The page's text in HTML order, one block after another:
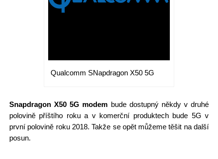
Qualcomm SNapdragon X50 5G
Snapdragon X50 5G modem bude dostupný někdy v druhé
polovině příštího roku a v komerční produktech bude 5G v
první polovině roku 2018. Takže se opět můžeme těšit na další
posun.